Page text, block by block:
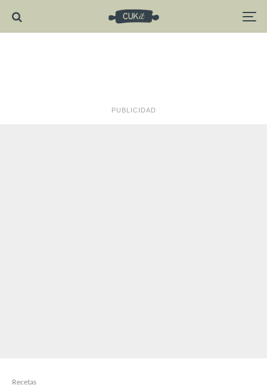
PUBLICIDAD
Recetas